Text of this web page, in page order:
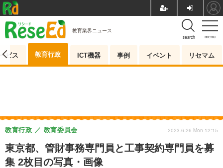
menu
search
教育業界ニュース
ビス 教育行政 ICT機器 事例 イベント リセマム
東京都、管財事務専門員と工事契約専門員を募
集 2枚目の写真・画像
教育行政 教育委員会 2023.6.26 Mon 12:15